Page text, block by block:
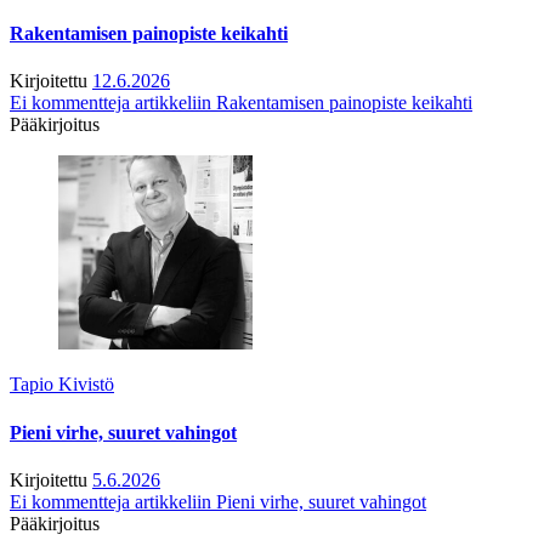
Rakentamisen painopiste keikahti
Kirjoitettu 12.6.2026
Ei kommentteja artikkeliin Rakentamisen painopiste keikahti
Pääkirjoitus
Tapio Kivistö
Pieni virhe, suuret vahingot
Kirjoitettu 5.6.2026
Ei kommentteja artikkeliin Pieni virhe, suuret vahingot
Pääkirjoitus